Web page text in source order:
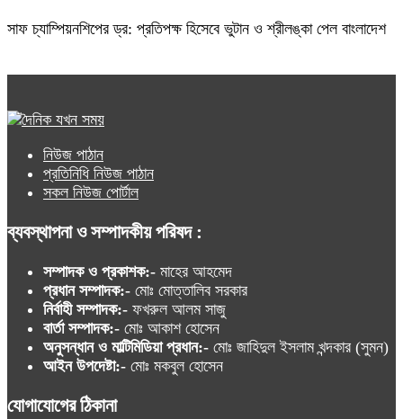
সাফ চ্যাম্পিয়নশিপের ড্র: প্রতিপক্ষ হিসেবে ভুটান ও শ্রীলঙ্কা পেল বাংলাদেশ
নিউজ পাঠান
প্রতিনিধি নিউজ পাঠান
সকল নিউজ পোর্টাল
ব্যবস্থাপনা ও সম্পাদকীয় পরিষদ :
সম্পাদক ও প্রকাশক:- মাহের আহমেদ
প্রধান সম্পাদক:- মোঃ মোত্তালিব সরকার
নির্বাহী সম্পাদক:- ফখরুল আলম সাজু
বার্তা সম্পাদক:- মোঃ আকাশ হোসেন
অনুসন্ধান ও মাল্টিমিডিয়া প্রধান:- মোঃ জাহিদুল ইসলাম খন্দকার (সুমন)
আইন উপদেষ্টা:- মোঃ মকবুল হোসেন
যোগাযোগের ঠিকানা